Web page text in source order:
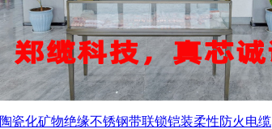
陶瓷化矿物绝缘不锈钢带联锁铠装柔性防火电缆